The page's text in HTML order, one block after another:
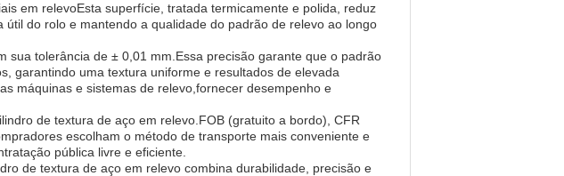
em relevoEsta superfície, tratada termicamente e polida, reduz
do rolo e mantendo a qualidade do padrão de relevo ao longo
sua tolerância de ± 0,01 mm.Essa precisão garante que o padrão
garantindo uma textura uniforme e resultados de elevada
máquinas e sistemas de relevo,fornecer desempenho e
de textura de aço em relevo.FOB (gratuito a bordo), CFR
escolham o método de transporte mais conveniente e
pública livre e eficiente.
de textura de aço em relevo combina durabilidade, precisão e